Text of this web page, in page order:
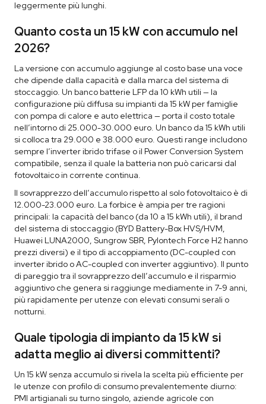
leggermente più lunghi.
Quanto costa un 15 kW con accumulo nel
2026?
La versione con accumulo aggiunge al costo base una voce
che dipende dalla capacità e dalla marca del sistema di
stoccaggio. Un banco batterie LFP da 10 kWh utili — la
configurazione più diffusa su impianti da 15 kW per famiglie
con pompa di calore e auto elettrica — porta il costo totale
nell’intorno di 25.000-30.000 euro. Un banco da 15 kWh utili
si colloca tra 29.000 e 38.000 euro. Questi range includono
sempre l’inverter ibrido trifase o il Power Conversion System
compatibile, senza il quale la batteria non può caricarsi dal
fotovoltaico in corrente continua.
Il sovrapprezzo dell’accumulo rispetto al solo fotovoltaico è di
12.000-23.000 euro. La forbice è ampia per tre ragioni
principali: la capacità del banco (da 10 a 15 kWh utili), il brand
del sistema di stoccaggio (BYD Battery-Box HVS/HVM,
Huawei LUNA2000, Sungrow SBR, Pylontech Force H2 hanno
prezzi diversi) e il tipo di accoppiamento (DC-coupled con
inverter ibrido o AC-coupled con inverter aggiuntivo). Il punto
di pareggio tra il sovrapprezzo dell’accumulo e il risparmio
aggiuntivo che genera si raggiunge mediamente in 7-9 anni,
più rapidamente per utenze con elevati consumi serali o
notturni.
Quale tipologia di impianto da 15 kW si
adatta meglio ai diversi committenti?
Un 15 kW senza accumulo si rivela la scelta più efficiente per
le utenze con profilo di consumo prevalentemente diurno:
PMI artigianali su turno singolo, aziende agricole con